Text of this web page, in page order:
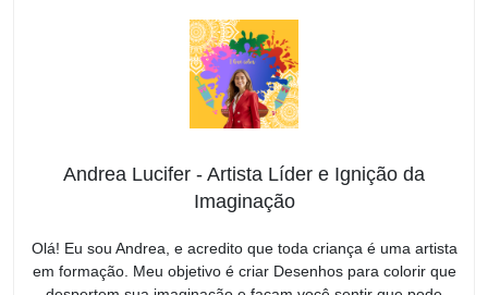
Andrea Lucifer - Artista Líder e Ignição da
Imaginação
Olá! Eu sou Andrea, e acredito que toda criança é uma artista
em formação. Meu objetivo é criar Desenhos para colorir que